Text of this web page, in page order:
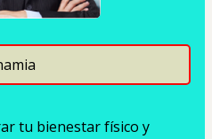
tu bienestar físico y